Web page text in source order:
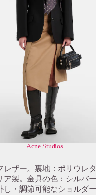
Acne Studios
レザー。裏地：ポリウレ
ア製。金具の色：シルバ
し・調節可能なショルダ